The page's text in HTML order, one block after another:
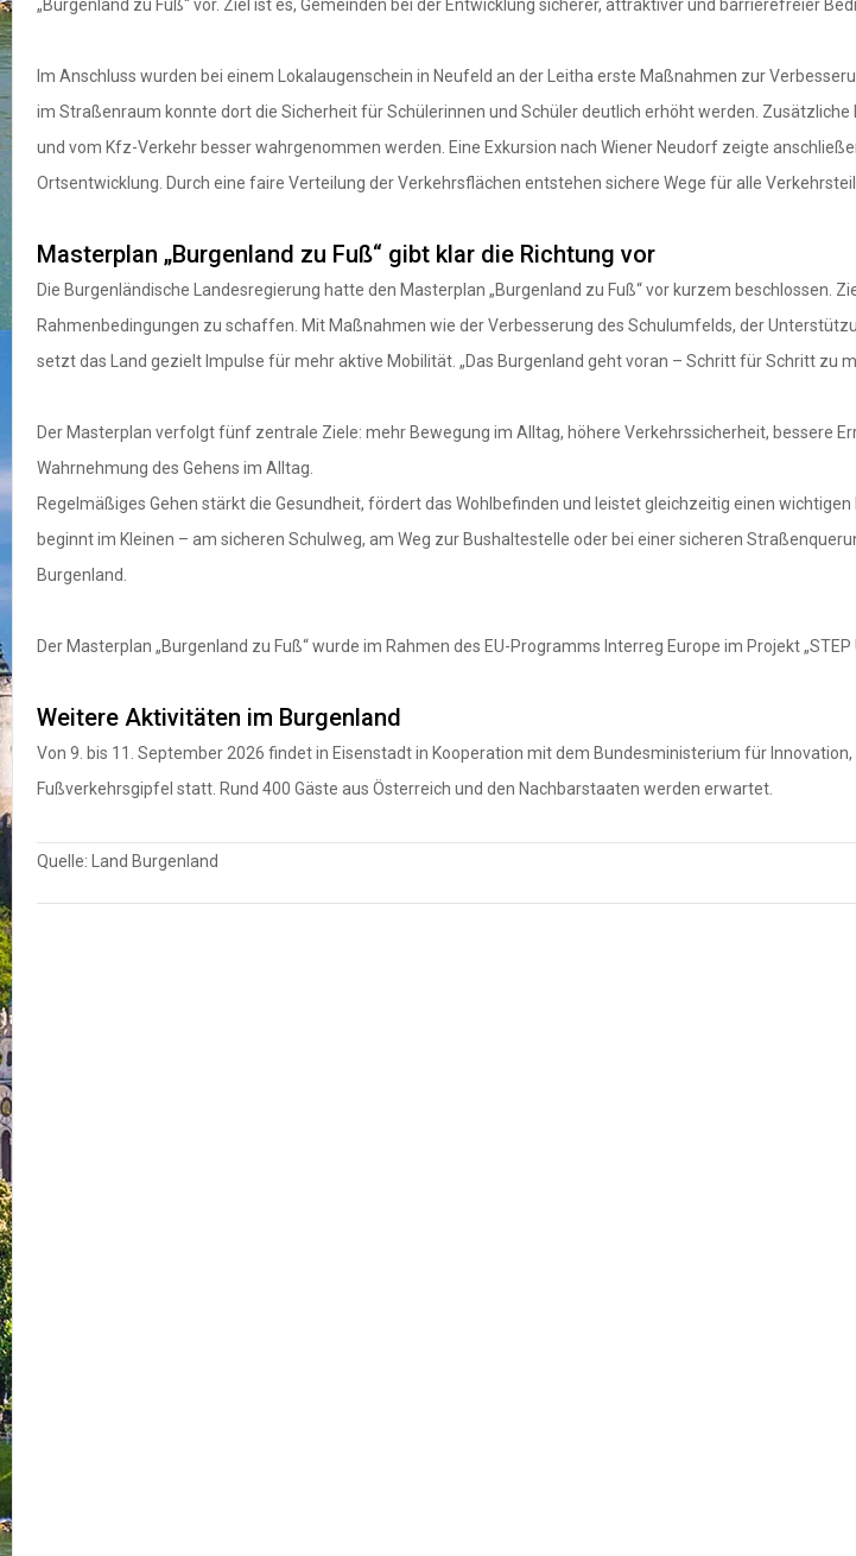
„Burgenland zu Fuß“ vor. Ziel ist es, Gemeinden bei der Entwicklung sicherer, attraktiver und barrierefreier
Im Anschluss wurden bei einem Lokalaugenschein in Neufeld an der Leitha erste Maßnahmen zur
im Straßenraum konnte dort die Sicherheit für Schülerinnen und Schüler deutlich erhöht werden.
und vom Kfz-Verkehr besser wahrgenommen werden. Eine Exkursion nach Wiener Neudorf zeigte
Ortsentwicklung. Durch eine faire Verteilung der Verkehrsflächen entstehen sichere Wege für alle
Masterplan „Burgenland zu Fuß“ gibt klar die Richtung vor
Die Burgenländische Landesregierung hatte den Masterplan „Burgenland zu Fuß“ vor kurzem
Rahmenbedingungen zu schaffen. Mit Maßnahmen wie der Verbesserung des Schulumfelds, der
setzt das Land gezielt Impulse für mehr aktive Mobilität. „Das Burgenland geht voran – Schritt für Schritt zu
Der Masterplan verfolgt fünf zentrale Ziele: mehr Bewegung im Alltag, höhere Verkehrssicherheit, bessere
Wahrnehmung des Gehens im Alltag.
Regelmäßiges Gehen stärkt die Gesundheit, fördert das Wohlbefinden und leistet gleichzeitig einen
beginnt im Kleinen – am sicheren Schulweg, am Weg zur Bushaltestelle oder bei einer sicheren
Burgenland.
Der Masterplan „Burgenland zu Fuß“ wurde im Rahmen des EU-Programms Interreg Europe im Projekt
Weitere Aktivitäten im Burgenland
Von 9. bis 11. September 2026 findet in Eisenstadt in Kooperation mit dem Bundesministerium für
Fußverkehrsgipfel statt. Rund 400 Gäste aus Österreich und den Nachbarstaaten werden erwartet.
Quelle: Land Burgenland